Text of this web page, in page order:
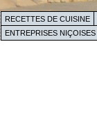
RECETTES DE CUISINE
ENTREPRISES NIÇOISES